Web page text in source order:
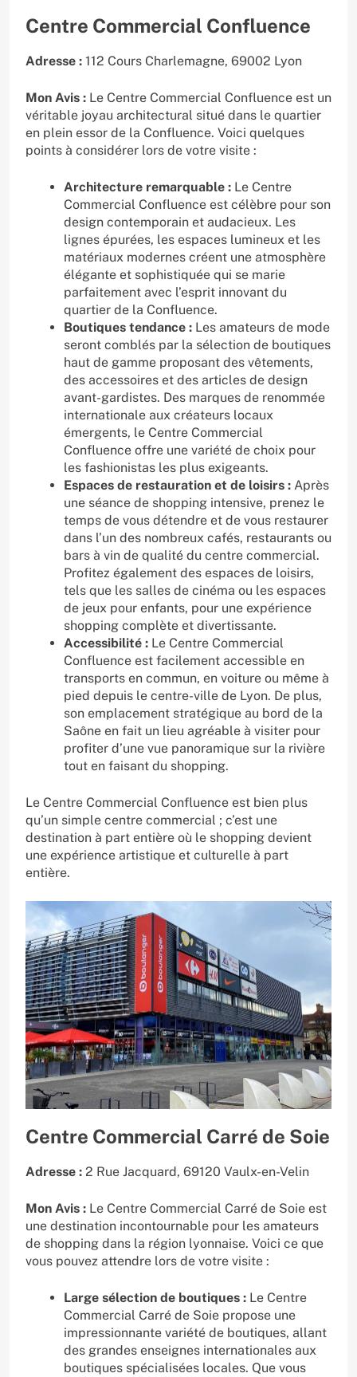
Centre Commercial Confluence
Adresse : 112 Cours Charlemagne, 69002 Lyon
Mon Avis : Le Centre Commercial Confluence est un
véritable joyau architectural situé dans le quartier
en plein essor de la Confluence. Voici quelques
points à considérer lors de votre visite :
Architecture remarquable : Le Centre
Commercial Confluence est célèbre pour son
design contemporain et audacieux. Les
lignes épurées, les espaces lumineux et les
matériaux modernes créent une atmosphère
élégante et sophistiquée qui se marie
parfaitement avec l’esprit innovant du
quartier de la Confluence.
Boutiques tendance : Les amateurs de mode
seront comblés par la sélection de boutiques
haut de gamme proposant des vêtements,
des accessoires et des articles de design
avant-gardistes. Des marques de renommée
internationale aux créateurs locaux
émergents, le Centre Commercial
Confluence offre une variété de choix pour
les fashionistas les plus exigeants.
Espaces de restauration et de loisirs : Après
une séance de shopping intensive, prenez le
temps de vous détendre et de vous restaurer
dans l’un des nombreux cafés, restaurants ou
bars à vin de qualité du centre commercial.
Profitez également des espaces de loisirs,
tels que les salles de cinéma ou les espaces
de jeux pour enfants, pour une expérience
shopping complète et divertissante.
Accessibilité : Le Centre Commercial
Confluence est facilement accessible en
transports en commun, en voiture ou même à
pied depuis le centre-ville de Lyon. De plus,
son emplacement stratégique au bord de la
Saône en fait un lieu agréable à visiter pour
profiter d’une vue panoramique sur la rivière
tout en faisant du shopping.
Le Centre Commercial Confluence est bien plus
qu’un simple centre commercial ; c’est une
destination à part entière où le shopping devient
une expérience artistique et culturelle à part
entière.
Centre Commercial Carré de Soie
Adresse : 2 Rue Jacquard, 69120 Vaulx-en-Velin
Mon Avis : Le Centre Commercial Carré de Soie est
une destination incontournable pour les amateurs
de shopping dans la région lyonnaise. Voici ce que
vous pouvez attendre lors de votre visite :
Large sélection de boutiques : Le Centre
Commercial Carré de Soie propose une
impressionnante variété de boutiques, allant
des grandes enseignes internationales aux
boutiques spécialisées locales. Que vous